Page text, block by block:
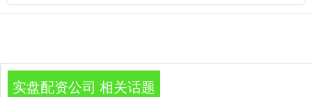
实盘配资公司 相关话题